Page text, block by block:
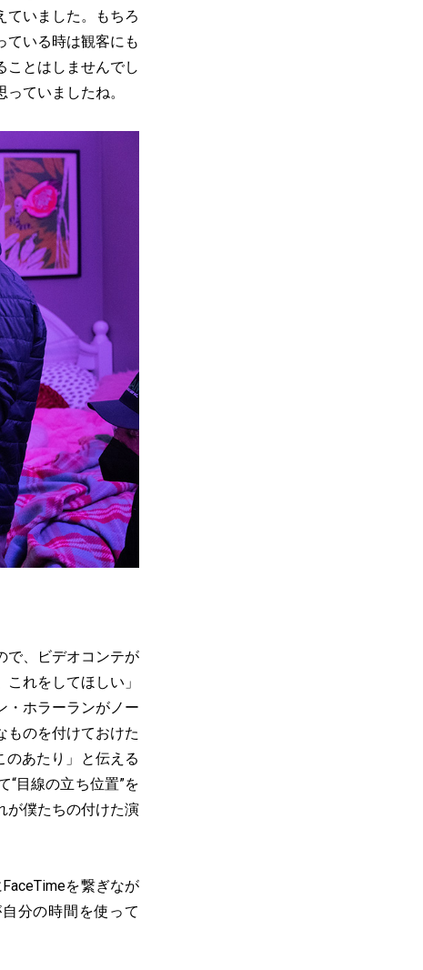
ていました。もちろ
ている時は観客にも
ことはしませんでし
ていましたね。
で、ビデオコンテが
れをしてほしい」
・ホラーランがノー
ものを付けておけた
のあたり」と伝える
“目線の立ち位置”を
が僕たちの付けた演
を繋ぎなが
分の時間を使って